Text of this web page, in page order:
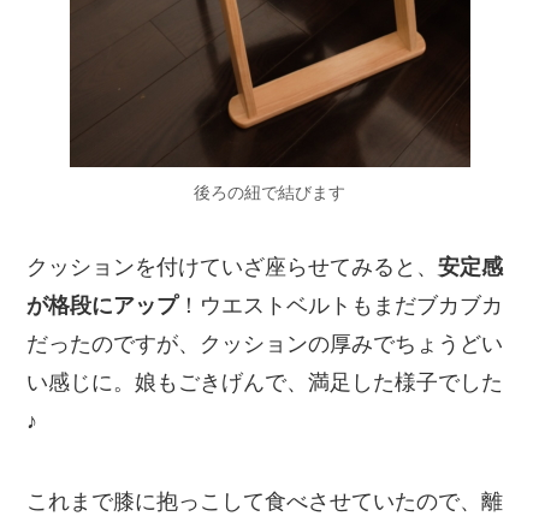
後ろの紐で結びます
クッションを付けていざ座らせてみると、安定感
が格段にアップ！ウエストベルトもまだブカブカ
だったのですが、クッションの厚みでちょうどい
い感じに。娘もごきげんで、満足した様子でした
♪
これまで膝に抱っこして食べさせていたので、離